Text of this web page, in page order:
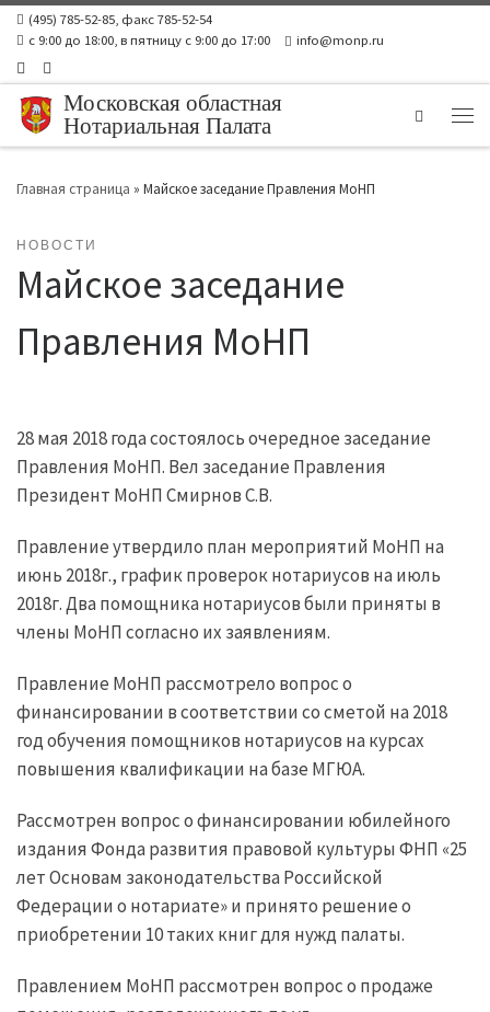
Skip to content
(495) 785-52-85, факс 785-52-54
с 9:00 до 18:00, в пятницу с 9:00 до 17:00
info@monp.ru
Московская областная
Нотариальная Палата
Search
Главная страница » Майское заседание Правления МоНП
НОВОСТИ
Майское заседание
Правления МоНП
28 мая 2018 года состоялось очередное заседание
Правления МоНП. Вел заседание Правления
Президент МоНП Смирнов С.В.
Правление утвердило план мероприятий МоНП на
июнь 2018г., график проверок нотариусов на июль
2018г. Два помощника нотариусов были приняты в
члены МоНП согласно их заявлениям.
Правление МоНП рассмотрело вопрос о
финансировании в соответствии со сметой на 2018
год обучения помощников нотариусов на курсах
повышения квалификации на базе МГЮА.
Рассмотрен вопрос о финансировании юбилейного
издания Фонда развития правовой культуры ФНП «25
лет Основам законодательства Российской
Федерации о нотариате» и принято решение о
приобретении 10 таких книг для нужд палаты.
Правлением МоНП рассмотрен вопрос о продаже